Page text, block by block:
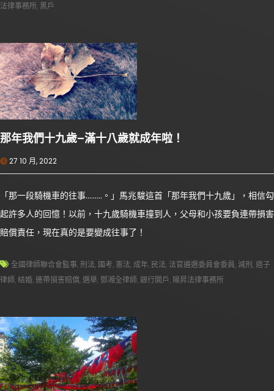
法律事務所, 黑戶
那年我們十九歲–滿十八歲就成年啦！
27 10 月, 2022
「那一段騎機車的往事………。」馬兆駿這首「那年我們十九歲」，相信勾
起許多人的回憶！以前，十九歲騎機車撞到人，父母和小孩要負連帶損害
賠償責任，現在真的是要變成往事了！
全國律師聯合會監事,刑法, 國考, 憲法,成年, 民法, 法官遴選委員會委員, 減刑,痞子
律師,結婚,連帶損害賠償,選舉, 鄧湘全律師, 銀行開戶, 陽昇法律事務所